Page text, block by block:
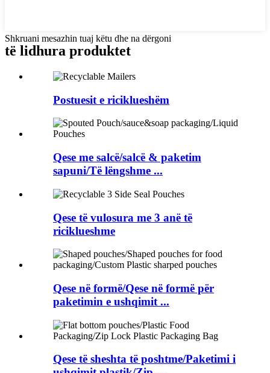
Shkruani mesazhin tuaj këtu dhe na dërgoni
të lidhura produktet
Postuesit e riciklueshëm
Qese me salcë/salcë & paketim
sapuni/Të lëngshme ...
Qese të vulosura me 3 anë të
riciklueshme
Qese në formë/Qese në formë për
paketimin e ushqimit ...
Qese të sheshta të poshtme/Paketimi i